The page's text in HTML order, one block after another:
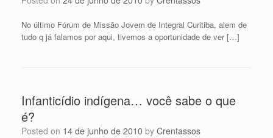
No último Fórum de Missão Jovem de Integral Curitiba, alem de
tudo q já falamos por aqui, tivemos a oportunidade de ver […]
Infanticídio indígena… você sabe o que
é?
Posted on 14 de junho de 2010 by Crentassos